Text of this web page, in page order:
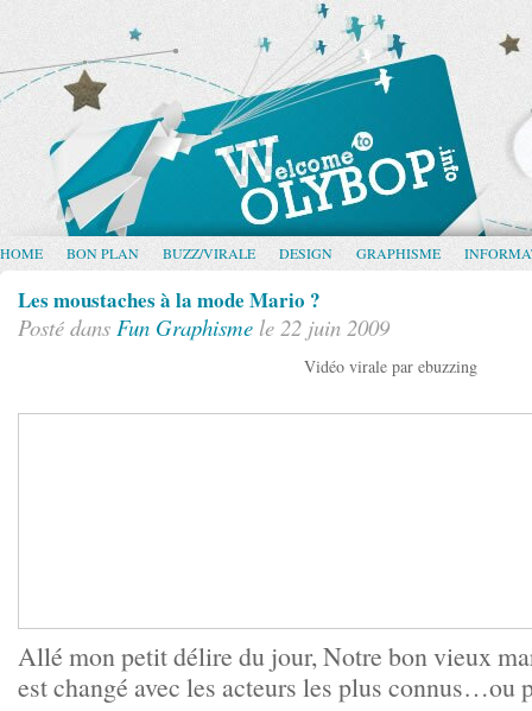
HOME BON PLAN BUZZ/VIRALE DESIGN GRAPHISME
Les moustaches à la mode Mario ?
Posté dans Fun Graphisme le 22 juin 2009
Vidéo virale par ebuzzing
Allé mon petit délire du jour, Notre bon vieux
est changé avec les acteurs les plus connus…ou